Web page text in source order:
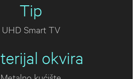
Tip
UHD Smart TV
okvira